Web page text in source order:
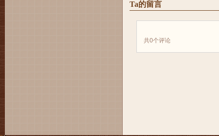
Ta的留言
共0个评论